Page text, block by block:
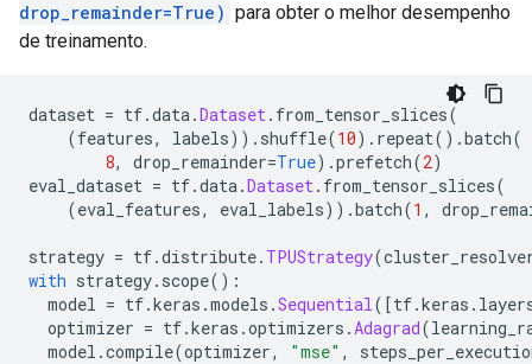
drop_remainder=True) para obter o melhor desempenho
de treinamento.
dataset = tf.data.Dataset. from_tensor_slices(
(features, labels)). shuffle(10). repeat().batch(
8, drop_remainder=True).prefetch(2)
eval_dataset = tf.data.Dataset. from_tensor_slices(
(eval_features, eval_labels)).batch(1 ,
strategy = tf.distribute. TPUStrategy(
with strategy. scope():
model = tf.keras .models .Sequential([tf.keras .
optimizer = tf.keras .optimizers .Adagrad(
model .compile(optimizer, "mse" ,